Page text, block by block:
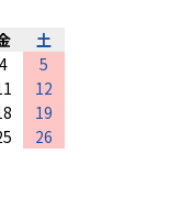
土
4
5
12
19
26